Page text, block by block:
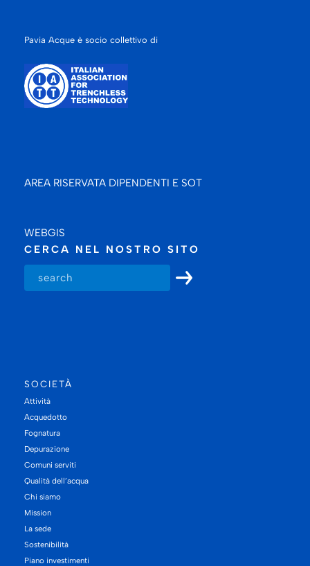
Pavia Acque è socio collettivo di
AREA RISERVATA DIPENDENTI E SOT
WEBGIS
CERCA NEL NOSTRO SITO
SOCIETÀ
Attività
Acquedotto
Fognatura
Depurazione
Comuni serviti
Qualità dell’acqua
Chi siamo
Mission
La sede
Sostenibilità
Piano investimenti